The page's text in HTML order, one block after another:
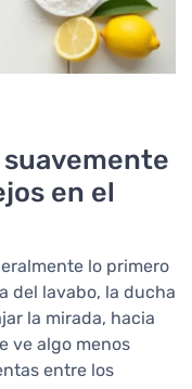
suavemente
en el
lo primero
del lavabo, la ducha
la mirada, hacia
ve algo menos
entre los